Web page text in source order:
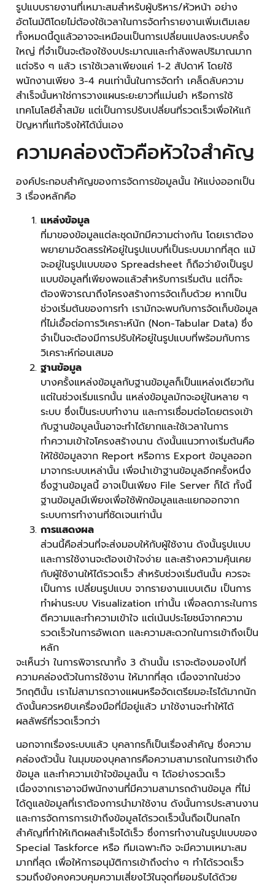
รูปแบบรายงานที่เหมาะสมสำหรับผู้บริหาร/หัวหน้า อย่าง
อัตโนมัติโดยไม่ต้องใช้เวลาในการจัดทำรายงานเพิ่มเติมเลย
ทั้งหมดนี้ดูแล้วอาจจะเหมือนเป็นการเปลี่ยนแปลงระบบครั้ง
ใหญ่ ที่จำเป็นจะต้องใช้งบประมาณและกำลังพลปริมาณมาก
แต่จริง ๆ แล้ว เราใช้เวลาเพียงแค่ 1-2 สัปดาห์ โดยใช้
พนักงานเพียง 3-4 คนเท่านั้นในการจัดทำ เคล็ดลับความ
สำเร็จนั้นหาใช่การวางแผนระยะยาวที่แม่นยำ หรือการใช้
เทคโนโลยีล้ำสมัย แต่เป็นการปรับเปลี่ยนที่รวดเร็วเพื่อให้แก้
ปัญหาที่แท้จริงให้ได้นั่นเอง
ความคล่องตัวคือหัวใจสำคัญ
องค์ประกอบสำคัญของการจัดการข้อมูลนั้น ให้แบ่งออกเป็น
3 เรื่องหลักคือ
แหล่งข้อมูล
ที่มาของข้อมูลแต่ละชุดมักมีความต่างกัน โดยเราต้อง
พยายามจัดสรรให้อยู่ในรูปแบบที่เป็นระบบมากที่สุด แม้
จะอยู่ในรูปแบบของ Spreadsheet ก็ถือว่ายังเป็นรูป
แบบข้อมูลที่เพียงพอแล้วสำหรับการเริ่มต้น แต่ก็จะ
ต้องพิจารณาถึงโครงสร้างการจัดเก็บด้วย หากเป็น
ช่วงเริ่มต้นของการทำ เรามักจะพบกับการจัดเก็บข้อมูล
ที่ไม่เอื้อต่อการวิเคราะห์นัก (Non-Tabular Data) ซึ่ง
จำเป็นจะต้องมีการปรับให้อยู่ในรูปแบบที่พร้อมกับการ
วิเคราะห์ก่อนเสมอ
ฐานข้อมูล
บางครั้งแหล่งข้อมูลกับฐานข้อมูลก็เป็นแหล่งเดียวกัน
แต่ในช่วงเริ่มแรกนั้น แหล่งข้อมูลมักจะอยู่ในหลาย ๆ
ระบบ ซึ่งเป็นระบบทำงาน และการเชื่อมต่อโดยตรงเข้า
กับฐานข้อมูลนั้นอาจะทำได้ยากและใช้เวลาในการ
ทำความเข้าใจโครงสร้างนาน ดังนั้นแนวทางเริ่มต้นคือ
ให้ใช้ข้อมูลจาก Report หรือการ Export ข้อมูลออก
มาจากระบบเหล่านั้น เพื่อนำเข้าฐานข้อมูลอีกครั้งหนึ่ง
ซึ่งฐานข้อมูลนี้ อาจเป็นเพียง File Server ก็ได้ ทั้งนี้
ฐานข้อมูลมีเพียงเพื่อใช้พักข้อมูลและแยกออกจาก
ระบบการทำงานที่ชัดเจนเท่านั้น
การแสดงผล
ส่วนนี้คือส่วนที่จะส่งมอบให้กับผู้ใช้งาน ดังนั้นรูปแบบ
และการใช้งานจะต้องเข้าใจง่าย และสร้างความคุ้นเคย
กับผู้ใช้งานให้ได้รวดเร็ว สำหรับช่วงเริ่มต้นนั้น ควรจะ
เป็นการ เปลี่ยนรูปแบบ จากรายงานแบบเดิม เป็นการ
ทำผ่านระบบ Visualization เท่านั้น เพื่อลดภาระในการ
ตีความและทำความเข้าใจ แต่เน้นประโยชน์จากความ
รวดเร็วในการอัพเดท และความสะดวกในการเข้าถึงเป็น
หลัก
จะเห็นว่า ในการพิจารณาทั้ง 3 ด้านนั้น เราจะต้องมองไปที่
ความคล่องตัวในการใช้งาน ให้มากที่สุด เนื่องจากในช่วง
วิกฤตินั้น เราไม่สามารถวางแผนหรือจัดเตรียมอะไรได้มากนัก
ดังนั้นควรหยิบเครื่องมือที่มีอยู่แล้ว มาใช้งานจะทำให้ได้
ผลลัพธ์ที่รวดเร็วกว่า
นอกจากเรื่องระบบแล้ว บุคลากรก็เป็นเรื่องสำคัญ ซึ่งความ
คล่องตัวนั้น ในมุมของบุคลากรคือความสามารถในการเข้าถึง
ข้อมูล และทำความเข้าใจข้อมูลนั้น ๆ ได้อย่างรวดเร็ว
เนื่องจากเราอาจมีพนักงานที่มีความสามารถด้านข้อมูล ที่ไม่
ได้ดูแลข้อมูลที่เราต้องการนำมาใช้งาน ดังนั้นการประสานงาน
และการจัดการการเข้าถึงข้อมูลได้รวดเร็วนั้นถือเป็นกลไก
สำคัญที่ทำให้เกิดผลสำเร็จได้เร็ว ซึ่งการทำงานในรูปแบบของ
Special Taskforce หรือ ทีมเฉพาะกิจ จะมีความเหมาะสม
มากที่สุด เพื่อให้การอนุมัติการเข้าถึงต่าง ๆ ทำได้รวดเร็ว
รวมถึงยังคงควบคุมความเสี่ยงไว้ในจุดที่ยอมรับได้ด้วย